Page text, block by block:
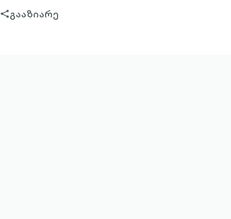
share-
გააზიარე